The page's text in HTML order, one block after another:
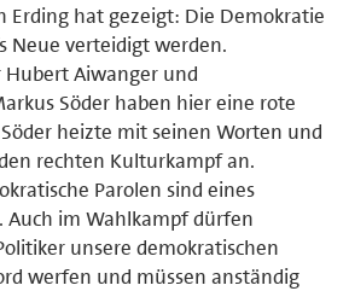
Erding hat gezeigt: Die Demokratie
Neue verteidigt werden.
Aiwanger und
Söder haben hier eine rote
heizte mit seinen Worten und
rechten Kulturkampf an.
Parolen sind eines
im Wahlkampf dürfen
unsere demokratischen
werfen und müssen anständig